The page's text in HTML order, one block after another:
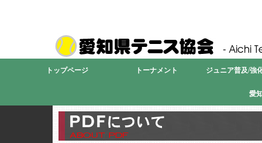
トップページ トーナメント ジュニア普及/強
愛